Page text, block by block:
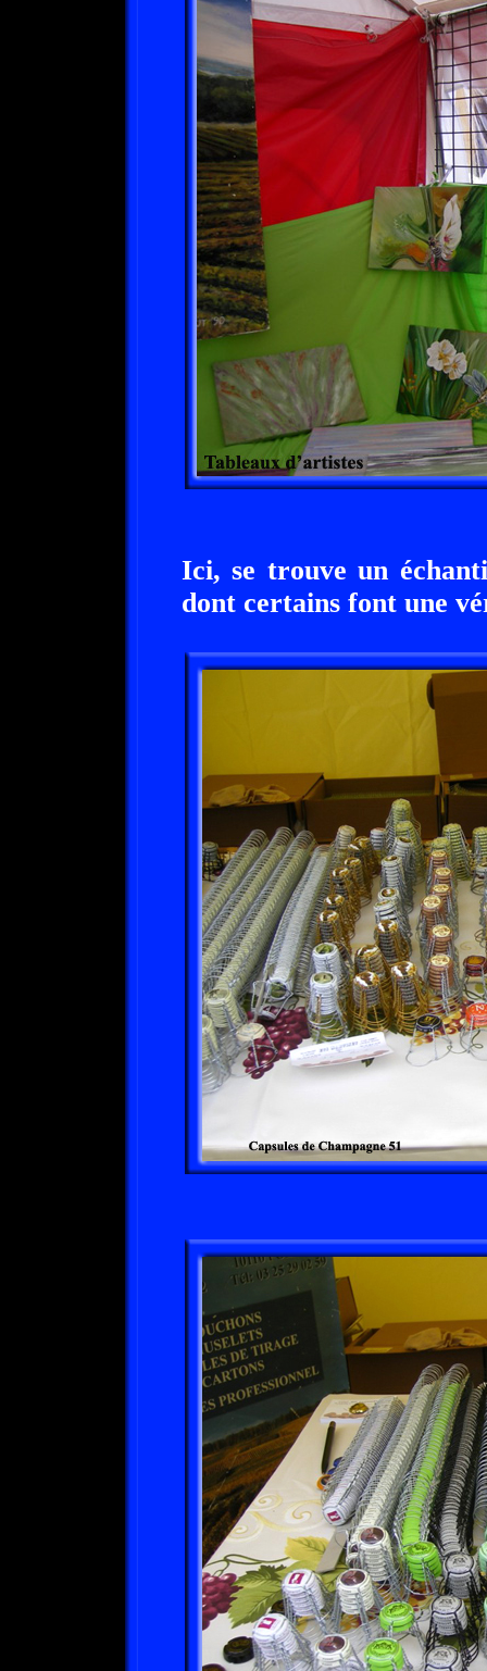
Ici, se trouve un
dont certains font une